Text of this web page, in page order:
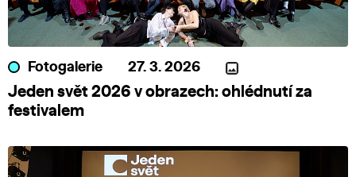
Fotogalerie 27. 3. 2026
Jeden svět 2026 v obrazech: ohlédnutí za
festivalem